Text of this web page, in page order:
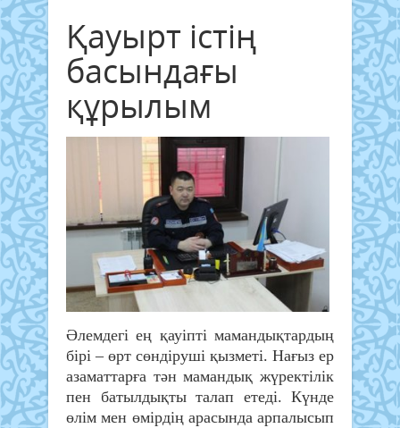
Қауырт істің
басындағы
құрылым
Әлемдегі ең қауіпті мамандықтардың
бірі – өрт сөндіруші қызметі. Нағыз ер
азаматтарға тән мамандық жүректілік
пен батылдықты талап етеді. Күнде
өлім мен өмірдің арасында арпалысып